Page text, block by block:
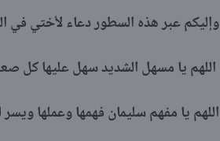
وإليكم عبر هذه السطور دعاء لأختي في
اللهم يا مسهل الشديد سهل عليها كل
اللهم يا مفهم سليمان فهمها وعملها ويسر